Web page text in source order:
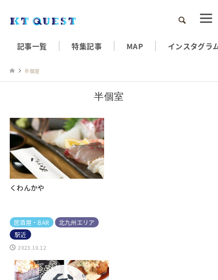
検索
記事一覧 特集記事 MAP インスタグラ
半個室
半個室
くわんかや
居酒屋・BAR
北九州エリア
駅近
2023.10.12